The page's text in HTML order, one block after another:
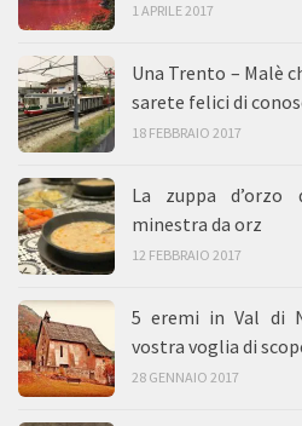
1 APRILE 2017
Una Trento – Malè
sarete felici di
18 FEBBRAIO 2017
La zuppa d’orzo
minestra da orz
12 FEBBRAIO 2017
5 eremi in Val di
vostra voglia di
28 GENNAIO 2017